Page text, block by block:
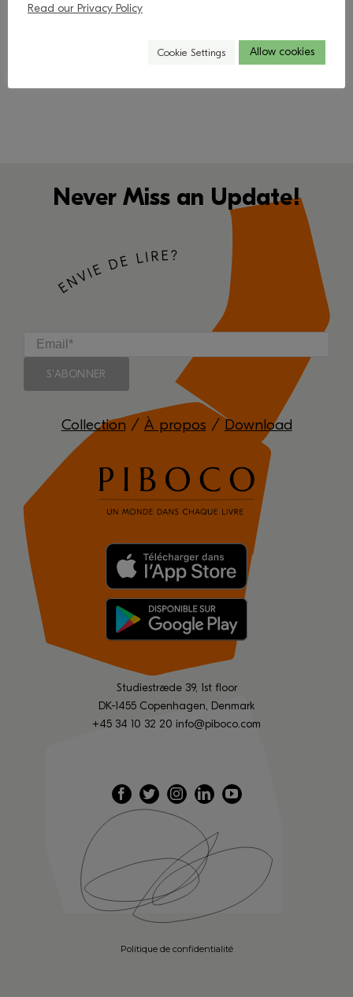
Never Miss an Update!
Collection / À propos / Download
Studiestræde 39, 1st floor
DK-1455 Copenhagen, Denmark
+45 34 10 32 20 info@piboco.com
Politique de confidentialité
Read our Privacy Policy
Cookie Settings Allow cookies